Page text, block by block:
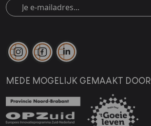
MEDE MOGELIJK GEMAAKT DOOR